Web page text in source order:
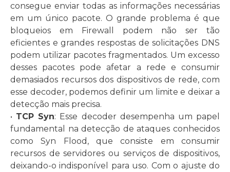
consegue enviar todas as informações necessárias
em um único pacote. O grande problema é que
bloqueios em Firewall podem não ser tão
eficientes e grandes respostas de solicitações DNS
podem utilizar pacotes fragmentados. Um excesso
desses pacotes pode afetar a rede e consumir
demasiados recursos dos dispositivos de rede, com
esse decoder, podemos definir um limite e deixar a
detecção mais precisa.
• TCP Syn: Esse decoder desempenha um papel
fundamental na detecção de ataques conhecidos
como Syn Flood, que consiste em consumir
recursos de servidores ou serviços de dispositivos,
deixando-o indisponível para uso. Com o ajuste do